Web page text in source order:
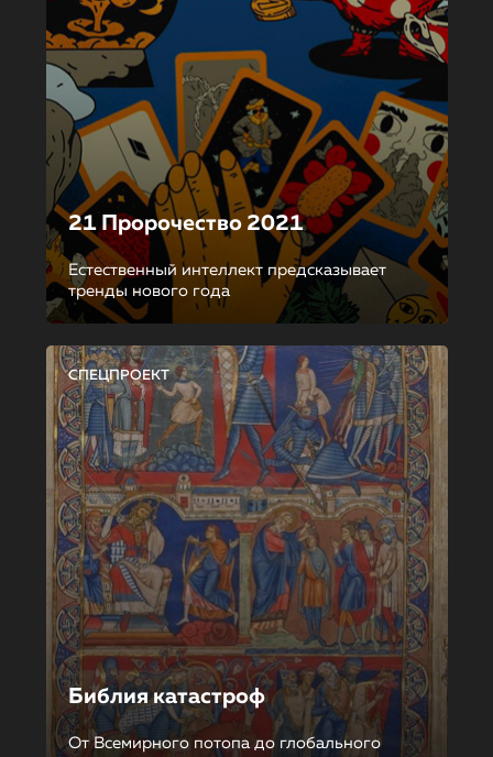
21 Пророчество 2021
Естественный интеллект предсказывает
тренды нового года
СПЕЦПРОЕКТ
Библия катастроф
От Всемирного потопа до глобального